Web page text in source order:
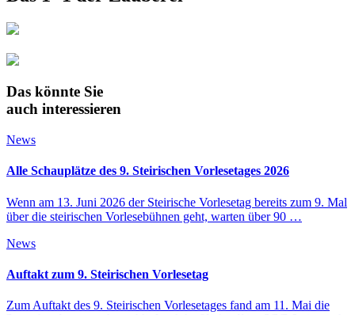
Das könnte Sie
auch interessieren
News
Alle Schauplätze des 9. Steirischen Vorlesetages 2026
Wenn am 13. Juni 2026 der Steirische Vorlesetag bereits zum 9. Mal
über die steirischen Vorlesebühnen geht, warten über 90 …
News
Auftakt zum 9. Steirischen Vorlesetag
Zum Auftakt des 9. Steirischen Vorlesetages fand am 11. Mai die